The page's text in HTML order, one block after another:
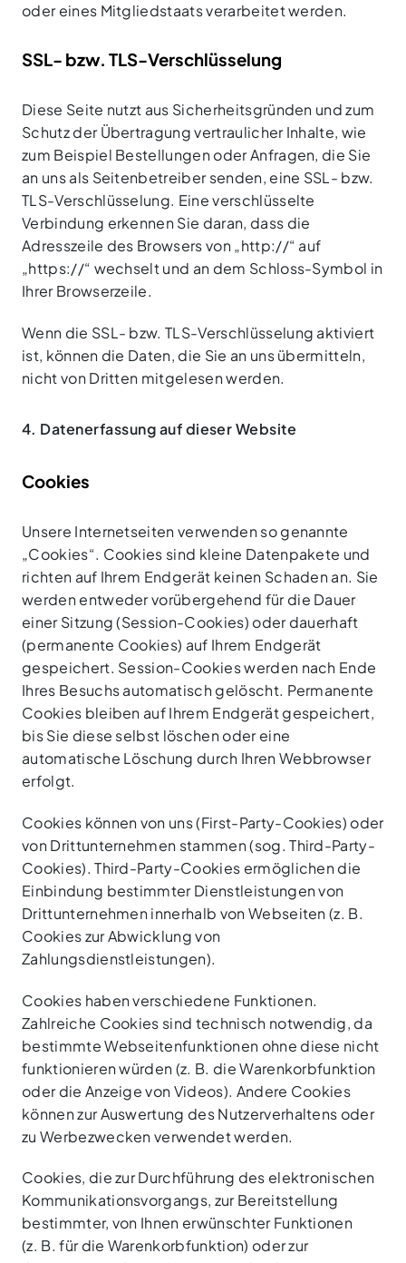
oder eines Mitgliedstaats verarbeitet werden.
SSL- bzw. TLS-Verschlüsselung
Diese Seite nutzt aus Sicherheitsgründen und zum
Schutz der Übertragung vertraulicher Inhalte, wie
zum Beispiel Bestellungen oder Anfragen, die Sie
an uns als Seitenbetreiber senden, eine SSL- bzw.
TLS-Verschlüsselung. Eine verschlüsselte
Verbindung erkennen Sie daran, dass die
Adresszeile des Browsers von „http://“ auf
„https://“ wechselt und an dem Schloss-Symbol in
Ihrer Browserzeile.
Wenn die SSL- bzw. TLS-Verschlüsselung aktiviert
ist, können die Daten, die Sie an uns übermitteln,
nicht von Dritten mitgelesen werden.
4. Datenerfassung auf dieser Website
Cookies
Unsere Internetseiten verwenden so genannte
„Cookies“. Cookies sind kleine Datenpakete und
richten auf Ihrem Endgerät keinen Schaden an. Sie
werden entweder vorübergehend für die Dauer
einer Sitzung (Session-Cookies) oder dauerhaft
(permanente Cookies) auf Ihrem Endgerät
gespeichert. Session-Cookies werden nach Ende
Ihres Besuchs automatisch gelöscht. Permanente
Cookies bleiben auf Ihrem Endgerät gespeichert,
bis Sie diese selbst löschen oder eine
automatische Löschung durch Ihren Webbrowser
erfolgt.
Cookies können von uns (First-Party-Cookies) oder
von Drittunternehmen stammen (sog. Third-Party-
Cookies). Third-Party-Cookies ermöglichen die
Einbindung bestimmter Dienstleistungen von
Drittunternehmen innerhalb von Webseiten (z. B.
Cookies zur Abwicklung von
Zahlungsdienstleistungen).
Cookies haben verschiedene Funktionen.
Zahlreiche Cookies sind technisch notwendig, da
bestimmte Webseitenfunktionen ohne diese nicht
funktionieren würden (z. B. die Warenkorbfunktion
oder die Anzeige von Videos). Andere Cookies
können zur Auswertung des Nutzerverhaltens oder
zu Werbezwecken verwendet werden.
Cookies, die zur Durchführung des elektronischen
Kommunikationsvorgangs, zur Bereitstellung
bestimmter, von Ihnen erwünschter Funktionen
(z. B. für die Warenkorbfunktion) oder zur